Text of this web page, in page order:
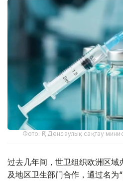
Фото: ҚР Денсаулық сақтау
过去几年间，世卫组织欧洲区域
及地区卫生部门合作，通过名为